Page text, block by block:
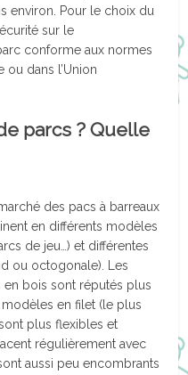
environ. Pour le choix du
sur le
conforme aux normes
ou dans l’Union
parcs ? Quelle
des pacs à barreaux
en différents modèles
de jeu…) et différentes
ou octogonale). Les
bois sont réputés plus
en filet (le plus
plus flexibles et
régulièrement avec
aussi peu encombrants